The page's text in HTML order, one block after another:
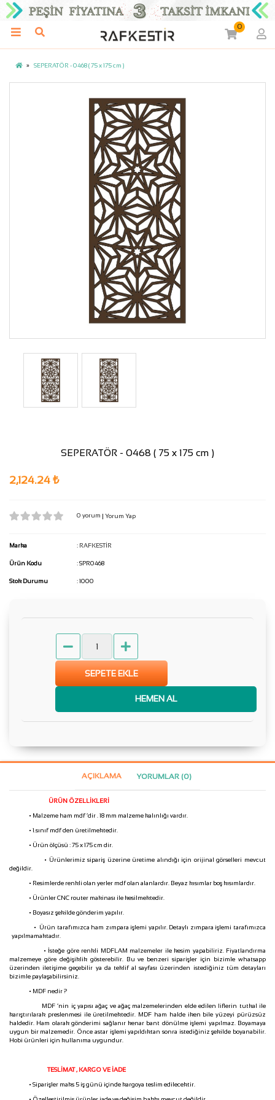
0
SEPERATÖR - 0468 ( 75 x 175 cm )
SEPERATÖR - 0468 ( 75 x 175 cm )
2,124.24 ₺
0 yorum | Yorum Yap
Marka : RAFKESTİR
Ürün Kodu : SPR0468
Stok Durumu : 1000
SEPETE EKLE
HEMEN AL
AÇIKLAMA YORUMLAR (0)
ÜRÜN ÖZELLİKLERİ
• Malzeme ham mdf ‘dir . 18 mm malzeme kalınlığı vardır.
• 1.sınıf mdf den üretilmektedir.
• Ürün ölçüsü : 75 x 175 cm dir.
• Ürünlerimiz sipariş üzerine üretime alındığı için orijinal görselleri mevcut
değildir.
• Resimlerde renkli olan yerler mdf olan alanlardır. Beyaz kısımlar boş kısımlardır.
• Ürünler CNC router makinası ile kesilmektedir.
• Boyasız şekilde gönderim yapılır.
• Ürün tarafımızca ham zımpara işlemi yapılır. Detaylı zımpara işlemi tarafımızca
yapılmamaktadır.
• İsteğe göre renkli MDFLAM malzemeler ile kesim yapabiliriz. Fiyatlandırma
malzemeye göre değişiklik gösterebilir. Bu ve benzeri siparişler için bizimle whatsapp
üzerinden iletişime geçebilir ya da teklif al sayfası üzerinden istediğiniz tüm detayları
bizimle paylaşabilirsiniz.
• MDF nedir ?
MDF ‘nin iç yapısı ağaç ve ağaç malzemelerinden elde edilen liflerin tutkal ile
karıştırılarak preslenmesi ile üretilmektedir. MDF ham halde iken bile yüzeyi pürüzsüz
haldedir. Ham olarak gönderimi sağlanır kenar bant dönülme işlemi yapılmaz. Boyamaya
uygun bir malzemedir. Önce astar işlemi yapıldıktan sonra istediğiniz şekilde boyanabilir.
Hobi ürünleri için kullanıma uygundur.
TESLİMAT , KARGO VE İADE
• Siparişler maks 5 iş günü içinde kargoya teslim edilecektir.